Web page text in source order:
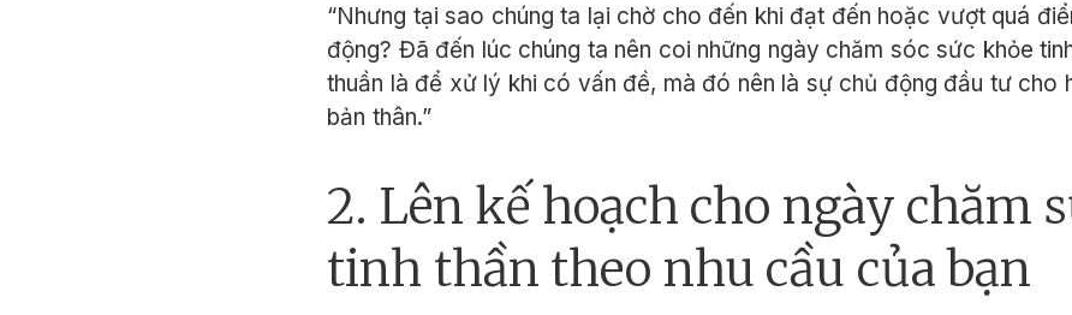
“Nhưng tại sao chúng ta lại chờ cho đến khi đạt đến hoặc vượt quá
động? Đã đến lúc chúng ta nên coi những ngày chăm sóc sức khỏe
thuần là để xử lý khi có vấn đề, mà đó nên là sự chủ động đầu tư cho
bản thân.”
2. Lên kế hoạch cho ngày chăm
tinh thần theo nhu cầu của bạn